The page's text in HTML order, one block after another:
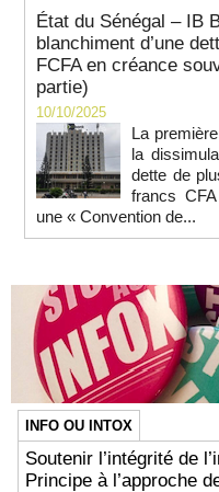
État du Sénégal – IB
blanchiment d’une
FCFA en créance
partie)
10/10/2025
La
la
dette de
francs
une « Convention de...
INFO OU INTOX
Soutenir l’intégrité de
Principe à l’approche